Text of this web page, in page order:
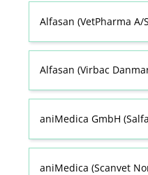
Alfasan (VetPharma A​/​
Alfasan (Virbac
aniMedica GmbH
aniMedica (Scanvet